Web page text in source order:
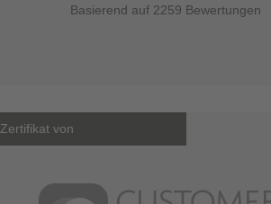
Basierend auf 2259 Bewertungen
Zertifikat von